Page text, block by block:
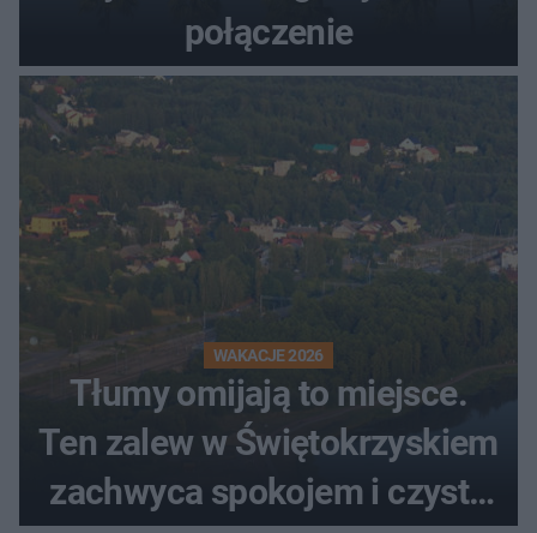
połączenie
WAKACJE 2026
Tłumy omijają to miejsce.
Ten zalew w Świętokrzyskiem
zachwyca spokojem i czystą